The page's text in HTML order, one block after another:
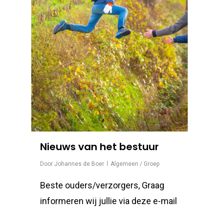
Nieuws van het bestuur
Door Johannes de Boer Algemeen / Groep
Beste ouders/verzorgers, Graag
informeren wij jullie via deze e-mail